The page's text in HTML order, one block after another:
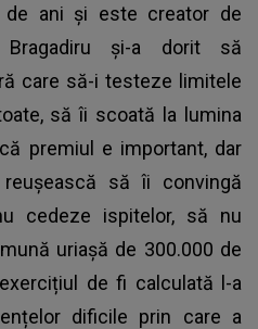
de ani și este creator de
și-a dorit să
care să-i testeze limitele
să îi scoată la lumina
premiul e important, dar
să îi convingă
cedeze ispitelor, să nu
uriașă de 300.000 de
de fi calculată l-a
dificile prin care a